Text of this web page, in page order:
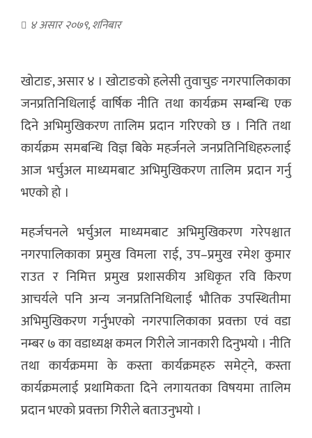
४ असार २०७९, शनिबार
खोटाङ, असार ४ । खोटाङको हलेसी तुवाचुङ नगरपालिकाका
जनप्रतिनिधिलाई वार्षिक नीति तथा कार्यक्रम सम्बन्धि एक
दिने अभिमुखिकरण तालिम प्रदान गरिएको छ । निति तथा
कार्यक्रम समबन्धि विज्ञ बिके महर्जनले जनप्रतिनिधिहरुलाई
आज भर्चुअल माध्यमबाट अभिमुखिकरण तालिम प्रदान गर्नु
भएको हो ।
महर्जचनले भर्चुअल माध्यमबाट अभिमुखिकरण गरेपश्चात
नगरपालिकाका प्रमुख विमला राई, उप–प्रमुख रमेश कुमार
राउत र निमित्त प्रमुख प्रशासकीय अधिकृत रवि किरण
आचर्यले पनि अन्य जनप्रतिनिधिलाई भौतिक उपस्थितीमा
अभिमुखिकरण गर्नुभएको नगरपालिकाका प्रवक्ता एवं वडा
नम्बर ७ का वडाध्यक्ष कमल गिरीले जानकारी दिनुभयो । नीति
तथा कार्यक्रममा के कस्ता कार्यक्रमहरु समेट्ने, कस्ता
कार्यक्रमलाई प्रथामिकता दिने लगायतका विषयमा तालिम
प्रदान भएको प्रवक्ता गिरीले बताउनुभयो ।